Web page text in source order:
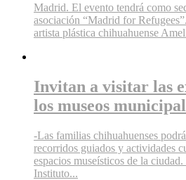
Madrid. El evento tendrá como
asociación “Madrid for
artista plástica chihuahuense
Invitan a visitar las
los museos
-Las familias chihuahuenses
recorridos guiados y actividades
espacios museísticos de la
Instituto...